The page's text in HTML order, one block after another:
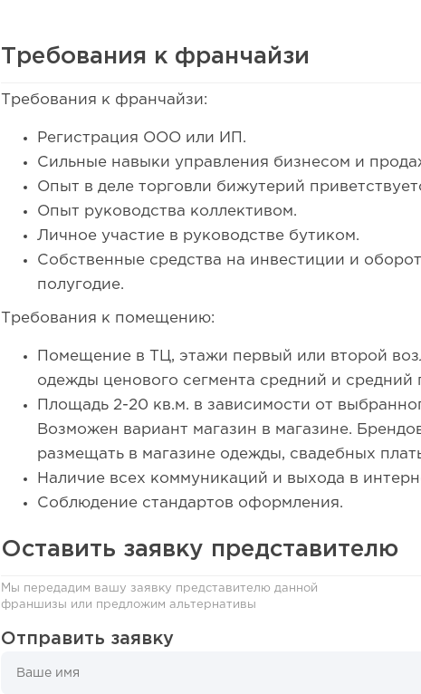
39
Франшиза кафе: рейтинг лучших франшиз общепита для
Coffee Way приступил к масштабированию собственной модели
Требования к франчайзи
Требования к франчайзи:
Регистрация ООО или ИП.
Сильные навыки управления бизнесом и
Опыт в деле торговли бижутерий
Опыт руководства коллективом.
Личное участие в руководстве бутиком.
Собственные средства на инвестиции и
полугодие.
Требования к помещению:
Помещение в ТЦ, этажи первый или второй
одежды ценового сегмента средний и средний
Площадь 2-20 кв.м. в зависимости от
Возможен вариант магазин в магазине.
размещать в магазине одежды, свадебных
Наличие всех коммуникаций и выхода в
Соблюдение стандартов оформления.
Оставить заявку представителю
Мы передадим вашу заявку представителю данной
франшизы или предложим альтернативы
Отправить заявку